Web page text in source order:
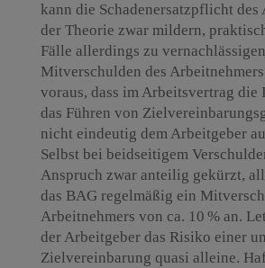
kann die Schadenersatzpflicht
der Theorie zwar mildern,
Fälle allerdings zu
Mitverschulden des
voraus, dass im Arbeitsvertrag
das Führen von
nicht eindeutig dem Arbeitgeber
Selbst bei beidseitigem
Anspruch zwar anteilig gekürzt,
das BAG regelmäßig ein
Arbeitnehmers von ca. 10 % an.
der Arbeitgeber das Risiko einer
Zielvereinbarung quasi alleine.